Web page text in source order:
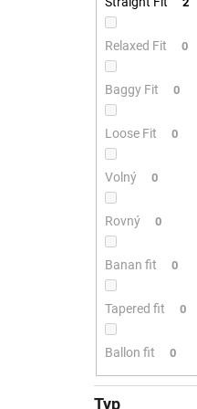
Relaxed Fit 0
Baggy Fit 0
Loose Fit 0
Volný 0
Rovný 0
Banan fit 0
Tapered fit 0
Ballon fit 0
Typ